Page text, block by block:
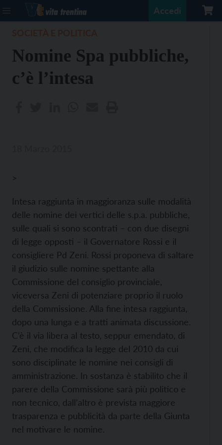
Accedi
Nomine Spa pubbliche,
c’è l’intesa
>
Intesa raggiunta in maggioranza sulle modalità
delle nomine dei vertici delle s.p.a. pubbliche,
sulle quali si sono scontrati – con due disegni
di legge opposti – il Governatore Rossi e il
consigliere Pd Zeni. Rossi proponeva di saltare
il giudizio sulle nomine spettante alla
Commissione del consiglio provinciale,
viceversa Zeni di potenziare proprio il ruolo
della Commissione. Alla fine intesa raggiunta,
dopo una lunga e a tratti animata discussione.
C’è il via libera al testo, seppur emendato, di
Zeni, che modifica la legge del 2010 da cui
sono disciplinate le nomine nei consigli di
amministrazione. In sostanza è stabilito che il
parere della Commissione sarà più politico e
non tecnico, dall’altro è prevista maggiore
trasparenza e pubblicità da parte della Giunta
nel motivare le nomine.